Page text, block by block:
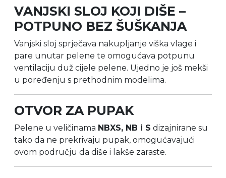
VANJSKI SLOJ KOJI DIŠE –
POTPUNO BEZ ŠUŠKANJA
Vanjski sloj sprječava nakupljanje viška vlage i
pare unutar pelene te omogućava potpunu
ventilaciju duž cijele pelene. Ujedno je još mekši
u poređenju s prethodnim modelima.
OTVOR ZA PUPAK
Pelene u veličinama NBXS, NB i S dizajnirane su
tako da ne prekrivaju pupak, omogućavajući
ovom području da diše i lakše zaraste.